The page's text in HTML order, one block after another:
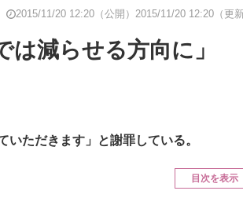
経営
製造
エ
2015/11/20 12:20（公開） 2015/11/20 12:20（更新
は減らせる方向に」
いただきます」と謝罪している。
目次を表示